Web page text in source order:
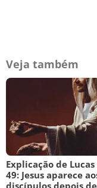
Veja também
Explicação de Lucas
49: Jesus aparece
discípulos depois de